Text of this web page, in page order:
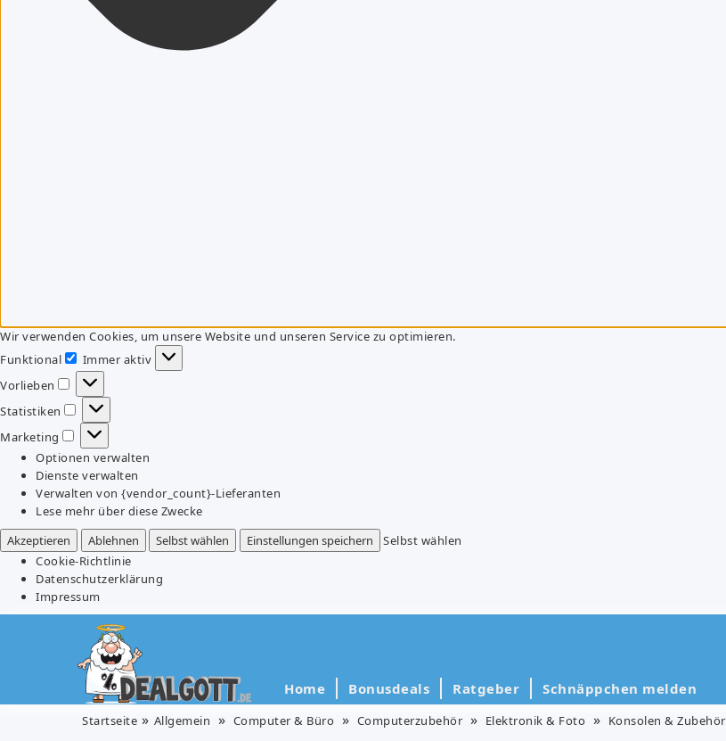
Wir verwenden Cookies, um unsere Website und unseren Service zu optimieren.
Funktional
Funktional
Immer aktiv
Vorlieben
Vorlieben
Statistiken
Statistiken
Marketing
Marketing
Optionen verwalten
Dienste verwalten
Verwalten von {vendor_count}-Lieferanten
Lese mehr über diese Zwecke
Akzeptieren
Ablehnen Selbst wählen Einstellungen speichern
Selbst wählen
Cookie-Richtlinie
Datenschutzerklärung
Impressum
Home Bonusdeals Ratgeber Schnäppchen melden
Startseite Allgemein Computer & Büro Computerzubehör Elektronik & Foto Konsolen & Zubehör